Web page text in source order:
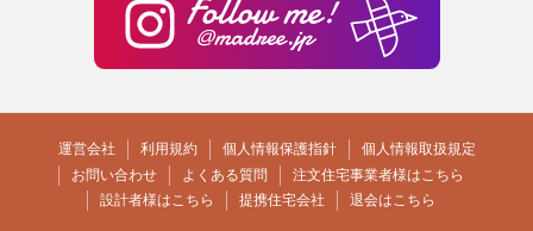
運営会社 利用規約 個人情報保護指針
個人情報取扱規定
お問い合わせ
よくある質問
注文住宅事業者様はこちら
設計者様はこちら
提携住宅会社 退会はこちら